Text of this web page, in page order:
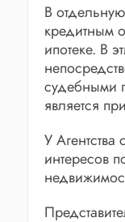
В
кредитным
ипотеке. В
судебными
является
У
интересов